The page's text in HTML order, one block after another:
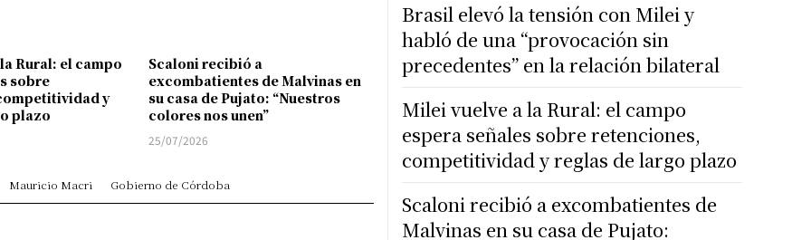
Rural: el campo
sobre
y
plazo
Scaloni recibió a
excombatientes de Malvinas en
su casa de Pujato: “Nuestros
colores nos unen”
25/07/2026
Mauricio Macri Gobierno de Córdoba
Brasil elevó la tensión con Milei y
habló de una “provocación sin
precedentes” en la relación bilateral
Milei vuelve a la Rural: el campo
espera señales sobre retenciones,
competitividad y reglas de largo plazo
Scaloni recibió a excombatientes de
Malvinas en su casa de Pujato: